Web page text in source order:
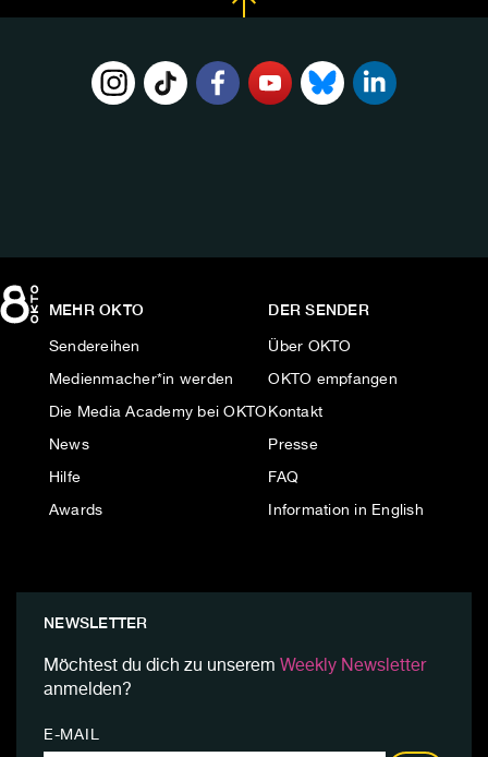
MEHR OKTO
Sendereihen
Medienmacher*in werden
Die Media Academy bei OKTO
News
Hilfe
Awards
DER SENDER
Über OKTO
OKTO empfangen
Kontakt
Presse
FAQ
Information in English
NEWSLETTER
Möchtest du dich zu unserem Weekly Newsletter
anmelden?
E-MAIL